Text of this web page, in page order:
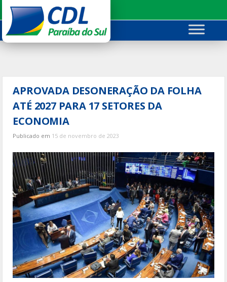
para
conteúdo
APROVADA DESONERAÇÃO DA FOLHA
ATÉ 2027 PARA 17 SETORES DA
ECONOMIA
Publicado em 15 de novembro de 2023